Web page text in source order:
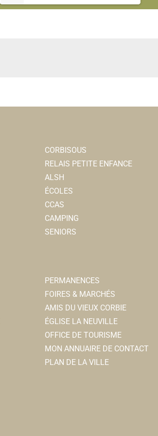
CORBISOUS
RELAIS PETITE ENFANCE
ALSH
ÉCOLES
CCAS
CAMPING
SENIORS
PERMANENCES
FOIRES & MARCHÉS
AMIS DU VIEUX CORBIE
ÉGLISE LA NEUVILLE
OFFICE DE TOURISME
MON ANNUAIRE DE CONTACT
PLAN DE LA VILLE